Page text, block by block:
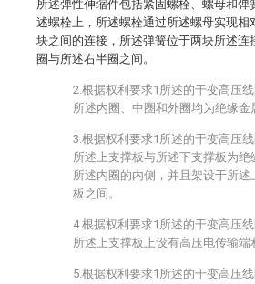
所述弹性伸缩件包括紧固螺栓、螺母和弹
述螺栓上，所述螺栓通过所述螺母实现相
块之间的连接，所述弹簧位于两块所述连
圈与所述右半圈之间。
2.根据权利要求1所述的干变高压
所述内圈、中圈和外圈均为绝缘金
3.根据权利要求1所述的干变高压
所述上支撑板与所述下支撑板为
所述内圈的内侧，并且架设于所
板之间。
4.根据权利要求1所述的干变高压
所述上支撑板上设有高压电传输端
5.根据权利要求1所述的干变高压